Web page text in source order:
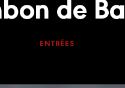
ENTRÉES